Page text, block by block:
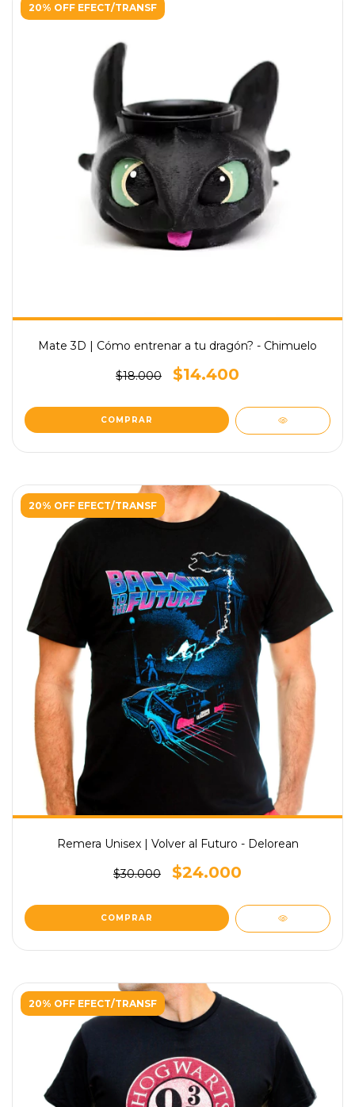
20% OFF EFECT/TRANSF
Mate 3D | Cómo entrenar a tu dragón? - Chimuelo
$18.000 $14.400
20% OFF EFECT/TRANSF
Remera Unisex | Volver al Futuro - Delorean
$30.000 $24.000
COMPRAR
20% OFF EFECT/TRANSF